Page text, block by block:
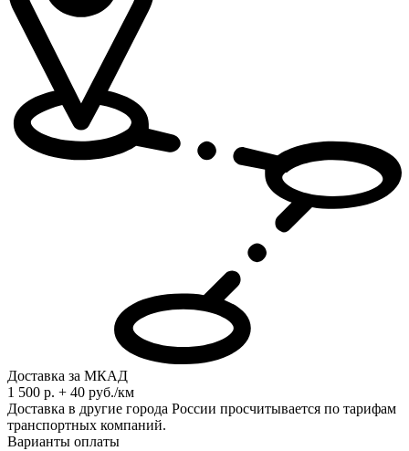
Доставка за МКАД
1 500 р. + 40 руб./км
Доставка в другие города России просчитывается по тарифам
транспортных компаний.
Варианты оплаты